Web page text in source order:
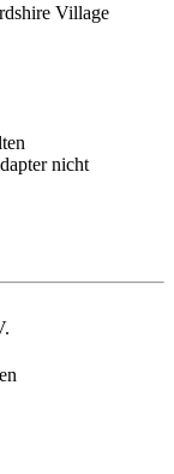
Village
nicht